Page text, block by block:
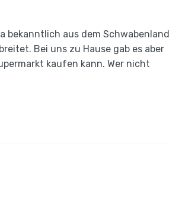
bekanntlich aus dem Schwabenland
Bei uns zu Hause gab es aber
kaufen kann. Wer nicht